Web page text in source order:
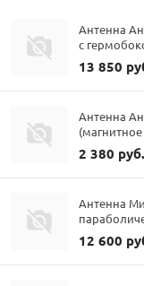
Антенна
с
13 850
Антенна
2 380 руб.
Антенна
12 600